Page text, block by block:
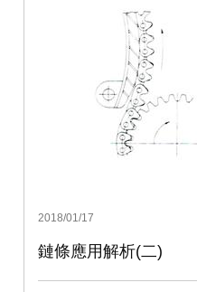
2018/01/17
鏈條應用解析(二)